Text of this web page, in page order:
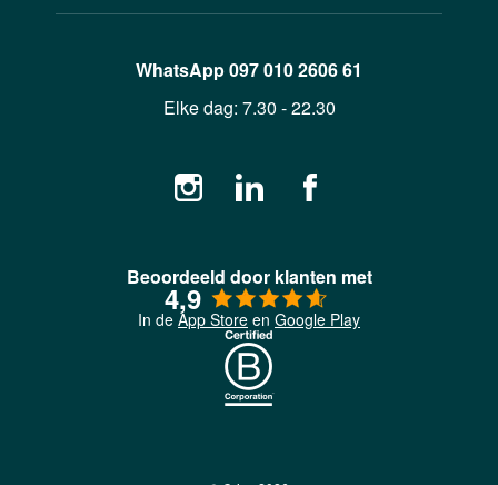
WhatsApp097 010 2606 61
Elke dag: 7.30 - 22.30
Beoordeeld door klanten met
4,9
In de App Store en Google Play